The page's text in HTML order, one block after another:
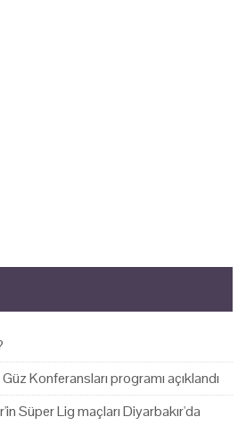
Konferansları programı açıklandı
Süper Lig maçları Diyarbakır'da